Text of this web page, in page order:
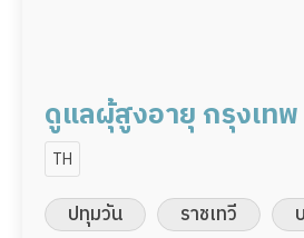
ดูแลผุ้สูงอายุ กรุงเท
20,000/เดือน มืออาชี
ทำงาน
TH
ปทุมวัน ราชเทวี